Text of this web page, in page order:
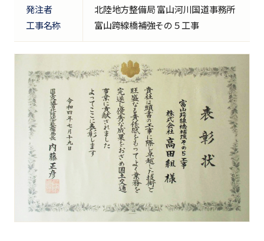
発注者
北陸地方整備局 富山河川国道事務所
工事名称
富山跨線橋補強その５工事